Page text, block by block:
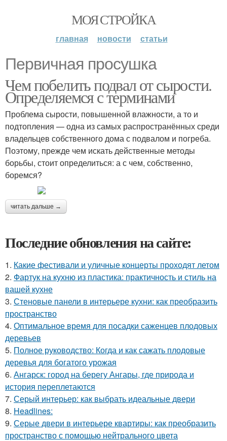
МОЯ СТРОЙКА
главная новости статьи
Первичная просушка
Чем побелить подвал от сырости.
Определяемся с терминами
Проблема сырости, повышенной влажности, а то и
подтопления — одна из самых распространённых среди
владельцев собственного дома с подвалом и погреба.
Поэтому, прежде чем искать действенные методы
борьбы, стоит определиться: а с чем, собственно,
боремся?
читать дальше →
Последние обновления на сайте:
1. Какие фестивали и уличные концерты проходят летом
2. Фартук на кухню из пластика: практичность и стиль на
вашей кухне
3. Стеновые панели в интерьере кухни: как преобразить
пространство
4. Оптимальное время для посадки саженцев плодовых
деревьев
5. Полное руководство: Когда и как сажать плодовые
деревья для богатого урожая
6. Ангарск: город на берегу Ангары, где природа и
история переплетаются
7. Серый интерьер: как выбрать идеальные двери
8. Headlines:
9. Серые двери в интерьере квартиры: как преобразить
пространство с помощью нейтрального цвета